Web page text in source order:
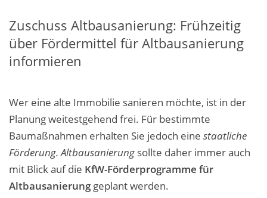
Zuschuss Altbausanierung: Frühzeitig
über Fördermittel für Altbausanierung
informieren
Wer eine alte Immobilie sanieren möchte, ist in der
Planung weitestgehend frei. Für bestimmte
Baumaßnahmen erhalten Sie jedoch eine staatliche
Förderung. Altbausanierung sollte daher immer auch
mit Blick auf die KfW-Förderprogramme für
Altbausanierunggeplant werden.